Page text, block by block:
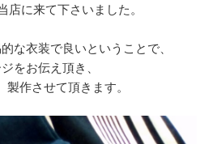
店に来て下さいました。
な衣装で良いということで、
をお伝え頂き、
製作させて頂きます。